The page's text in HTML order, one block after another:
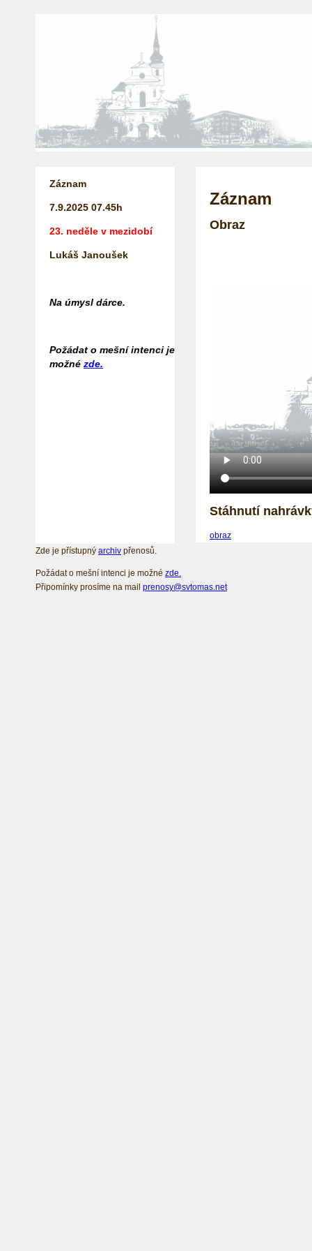
Záznam
7.9.2025 07.45h
23. neděle v mezidobí
Lukáš Janoušek
Na úmysl dárce.
Požádat o mešní intenci je
možné zde.
Záznam
Obraz
Stáhnutí
obraz
Zde je přístupný archiv přenosů.
Požádat o mešní intenci je možné zde.
Připomínky prosíme na mail prenosy@svtomas.net